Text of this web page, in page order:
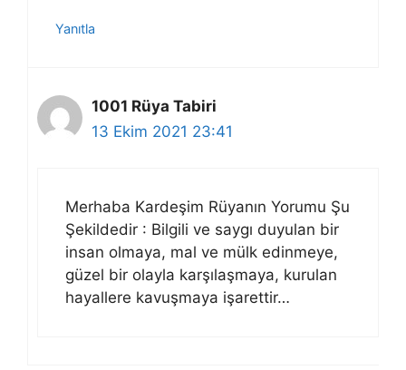
Yanıtla
1001 Rüya Tabiri
13 Ekim 2021 23:41
Merhaba Kardeşim Rüyanın Yorumu Şu
Şekildedir : Bilgili ve saygı duyulan bir
insan olmaya, mal ve mülk edinmeye,
güzel bir olayla karşılaşmaya, kurulan
hayallere kavuşmaya işarettir…